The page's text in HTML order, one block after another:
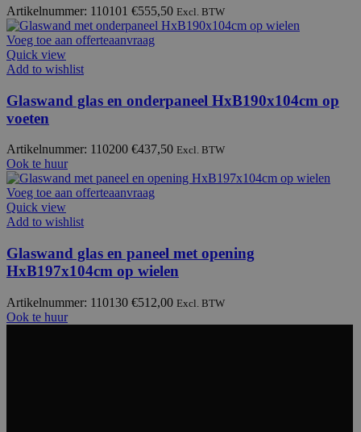
Artikelnummer: 110101 €555,50 Excl. BTW
Voeg toe aan offerteaanvraag
Quick view
Add to wishlist
Glaswand glas en onderpaneel HxB190x104cm op
voeten
Artikelnummer: 110200 €437,50 Excl. BTW
Ook te huur
Voeg toe aan offerteaanvraag
Quick view
Add to wishlist
Glaswand glas en paneel met opening
HxB197x104cm op wielen
Artikelnummer: 110130 €512,00 Excl. BTW
Ook te huur